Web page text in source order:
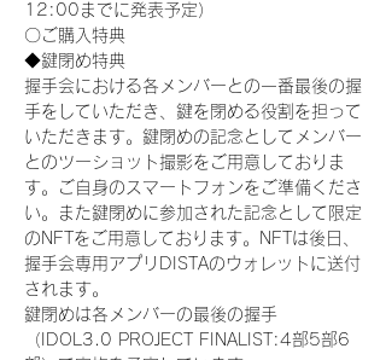
12:00までに発表予定）
〇ご購入特典
◆鍵閉め特典
握手会における各メンバーとの一番最後の握
手をしていただき、鍵を閉める役割を担って
いただきます。鍵閉めの記念としてメンバー
とのツーショット撮影をご用意しておりま
す。ご自身のスマートフォンをご準備くださ
い。また鍵閉めに参加された記念として限定
のNFTをご用意しております。NFTは後日、
握手会専用アプリDISTAのウォレットに送付
されます。
鍵閉めは各メンバーの最後の握手
（IDOL3.0 PROJECT FINALIST:4部5部6